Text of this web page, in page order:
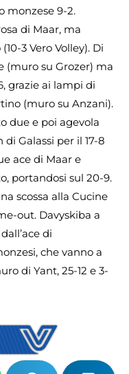
monzese 9-2.
di Maar, ma
3 Vero Volley). Di
(muro su Grozer) ma
grazie ai lampi di
(muro su Anzani).
due e poi agevola
Galassi per il 17-8
ace di Maar e
portandosi sul 20-9.
scossa alla Cucine
out. Davyskiba a
di
che vanno a
di Yant, 25-12 e 3-